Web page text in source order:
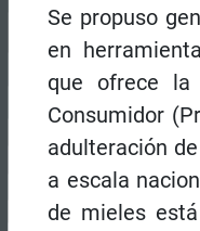
Se propuso
en
que ofrece la
Consumidor
adulteración
a escala
de mieles